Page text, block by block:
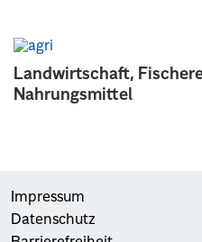
Landwirtschaft,
Nahrungsmittel
Impressum
Datenschutz